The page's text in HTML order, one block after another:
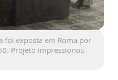
foi exposta em Roma por
Projeto impressionou